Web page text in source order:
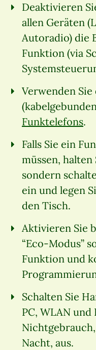
Deaktivieren
allen Geräten
Autoradio) die
Funktion (via
Verwenden
Funktelefons.
Falls Sie ein
müssen, halten
sondern
ein und legen
den Tisch.
Aktivieren Sie
“Eco-Modus”
Funktion und
Schalten Sie
PC, WLAN
Nacht, aus.